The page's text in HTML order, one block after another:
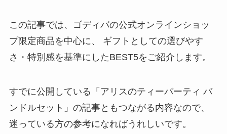
この記事では、ゴディバの公式オンラインショッ
プ限定商品を中心に、 ギフトとしての選びやす
さ・特別感を基準にしたBEST5をご紹介します。
すでに公開している「アリスのティーパーティ バ
ンドルセット」の記事ともつながる内容なので、
迷っている方の参考になればうれしいです。